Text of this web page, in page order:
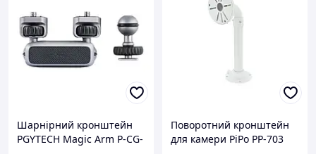
Шарнірний кронштейн
PGYTECH Magic Arm P-CG-
Поворотний кронштейн
для камери PiPo PP-703